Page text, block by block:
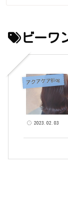
ビーワ
アクアケアBlog
2023.02.03